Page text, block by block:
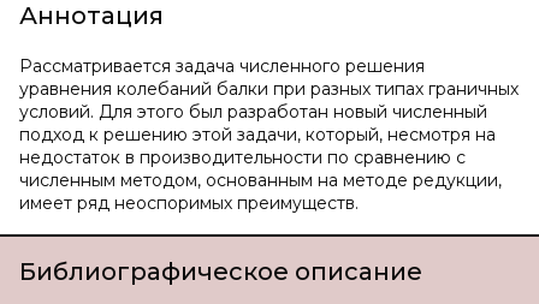
Аннотация
Рассматривается задача численного решения
уравнения колебаний балки при разных типах граничных
условий. Для этого был разработан новый численный
подход к решению этой задачи, который, несмотря на
недостаток в производительности по сравнению с
численным методом, основанным на методе редукции,
имеет ряд неоспоримых преимуществ.
Библиографическое описание